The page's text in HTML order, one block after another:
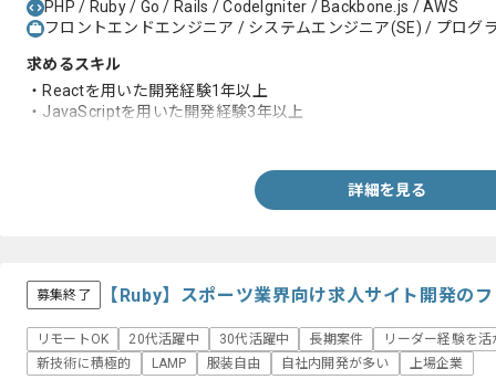
PHP / Ruby / Go / Rails / CodeIgniter / Backbone.js / AWS
フロントエンドエンジニア / システムエンジニア(SE) / プログ
求めるスキル
・Reactを用いた開発経験1年以上
・JavaScriptを用いた開発経験3年以上
詳細を見る
募集終了 【Ruby】スポーツ業界向け求人サイト開発の
リモートOK 20代活躍中 30代活躍中 長期案件
リーダー経験を活
新技術に積極的
LAMP 服装自由 自社内開発が多い 上場企業